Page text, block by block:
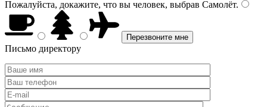
Пожалуйста, докажите, что вы человек, выбрав Самолёт.
Письмо директору